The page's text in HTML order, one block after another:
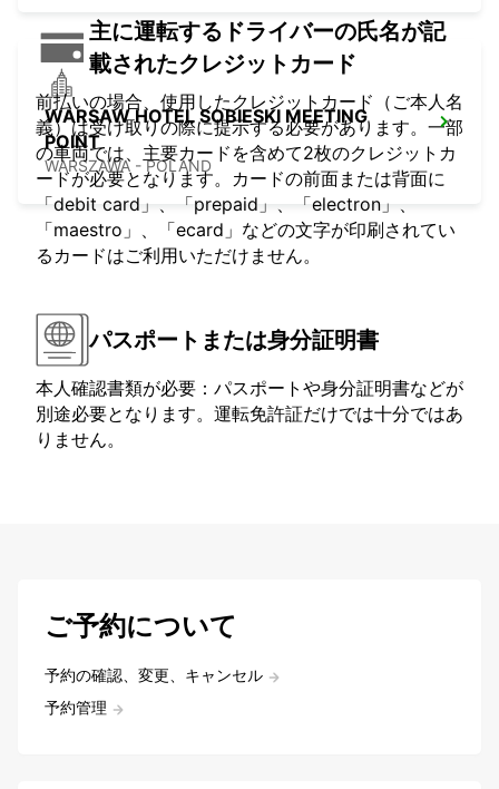
WARSAW HOTEL SOBIESKI MEETING
POINT
WARSZAWA - POLAND
主に運転するドライバーの氏名が記
載されたクレジットカード
前払いの場合、使用したクレジットカード（ご本人名
義）は受け取りの際に提示する必要があります。一部
の車両では、主要カードを含めて2枚のクレジットカ
ードが必要となります。カードの前面または背面に
「debit card」、「prepaid」、「electron」、
「maestro」、「ecard」などの文字が印刷されてい
るカードはご利用いただけません。
パスポートまたは身分証明書
本人確認書類が必要：パスポートや身分証明書などが
別途必要となります。運転免許証だけでは十分ではあ
りません。
ご予約について
予約の確認、変更、キャンセル
予約管理